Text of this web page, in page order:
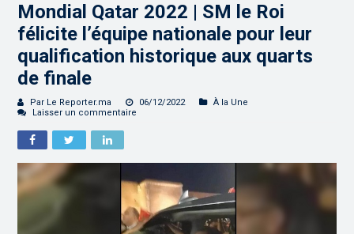
Mondial Qatar 2022 | SM le Roi
félicite l’équipe nationale pour leur
qualification historique aux quarts
de finale
Par Le Reporter.ma 06/12/2022
À la Une
Laisser un commentaire